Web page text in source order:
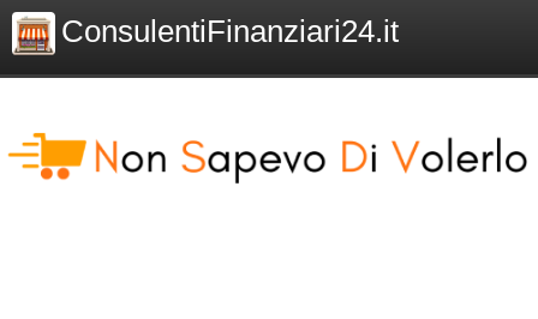
ConsulentiFinanziari24.it